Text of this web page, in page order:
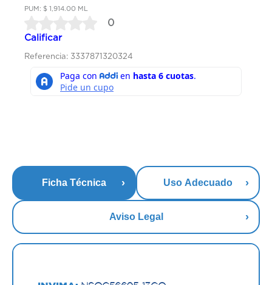
PUM: $ 1,914.00 ML
0
Calificar
Referencia: 3337871320324
Ficha Técnica Uso Adecuado
Aviso Legal